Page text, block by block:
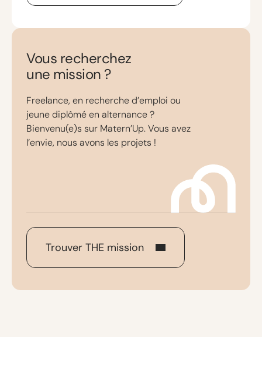
Vous recherchez
une mission ?
Freelance, en recherche d’emploi ou
jeune diplômé en alternance ?
Bienvenu(e)s sur Matern’Up. Vous avez
l’envie, nous avons les projets !
Trouver THE mission